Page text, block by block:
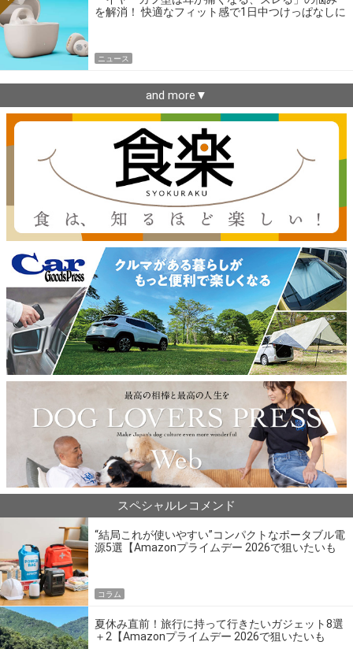
を解消！ 快適なフィット感で1日中つけっぱなしに
ニュース
and more▼
スペシャルレコメンド
“結局これが使いやすい”コンパクトなポータブル電
源5選【Amazonプライムデー 2026で狙いたいも
コラム
夏休み直前！旅行に持って行きたいガジェット8選
＋2【Amazonプライムデー 2026で狙いたいも